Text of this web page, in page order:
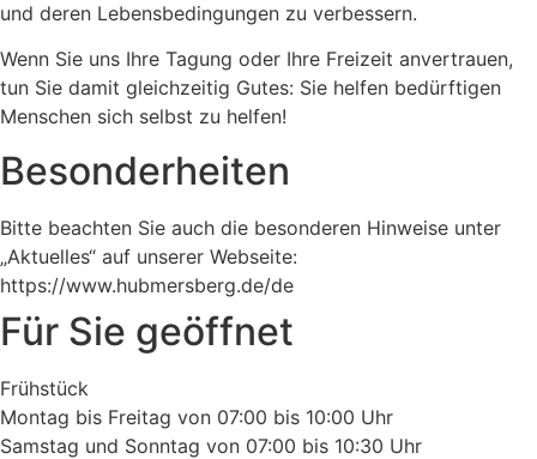
und deren Lebensbedingungen zu verbessern.
Wenn Sie uns Ihre Tagung oder Ihre Freizeit anvertrauen,
tun Sie damit gleichzeitig Gutes: Sie helfen bedürftigen
Menschen sich selbst zu helfen!
Besonderheiten
Bitte beachten Sie auch die besonderen Hinweise unter
„Aktuelles“ auf unserer Webseite:
https://www.hubmersberg.de/de
Für Sie geöffnet
Frühstück
Montag bis Freitag von 07:00 bis 10:00 Uhr
Samstag und Sonntag von 07:00 bis 10:30 Uhr